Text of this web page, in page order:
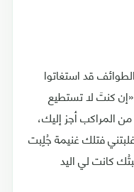
قد استغاتوا
«إن كنتَ لا تستطيع
المراكب أجز إليك،
فتلك غنيمة جُلِبت
كانت لي اليد